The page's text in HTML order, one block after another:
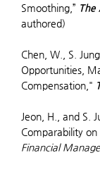
Smoothing,” The
authored)
Chen, W., S.
Opportunities,
Compensation,"
Jeon, H., and S.
Comparability on
Financial